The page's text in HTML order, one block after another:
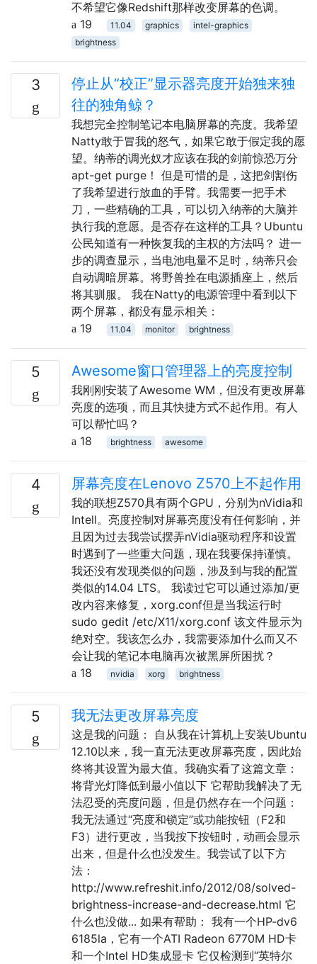
不希望它像Redshift那样改变屏幕的色调。
19
11.04 graphics
intel-graphics
brightness
3
停止从“校正”显示器亮度开始独来独
往的独角鲸？
我想完全控制笔记本电脑屏幕的亮度。我希望
Natty敢于冒我的怒气，如果它敢于假定我的愿
望。纳蒂的调光奴才应该在我的剑前惊恐万分
apt-get purge！ 但是可惜的是，这把剑割伤
了我希望进行放血的手臂。我需要一把手术
刀，一些精确的工具，可以切入纳蒂的大脑并
执行我的意愿。是否存在这样的工具？Ubuntu
公民知道有一种恢复我的主权的方法吗？ 进一
步的调查显示，当电池电量不足时，纳蒂只会
自动调暗屏幕。将野兽拴在电源插座上，然后
将其驯服。 我在Natty的电源管理中看到以下
两个屏幕，都没有显示相关：
19
11.04 monitor brightness
5 Awesome窗口管理器上的亮度控制
我刚刚安装了Awesome WM，但没有更改屏幕
亮度的选项，而且其快捷方式不起作用。有人
可以帮忙吗？
18
brightness awesome
4 屏幕亮度在Lenovo Z570上不起作用
我的联想Z570具有两个GPU，分别为nVidia和
Intell。亮度控制对屏幕亮度没有任何影响，并
且因为过去我尝试摆弄nVidia驱动程序和设置
时遇到了一些重大问题，现在我要保持谨慎。
我还没有发现类似的问题，涉及到与我的配置
类似的14.04 LTS。 我读过它可以通过添加/更
改内容来修复，xorg.conf但是当我运行时
sudo gedit /etc/X11/xorg.conf 该文件显示为
绝对空。我该怎么办，我需要添加什么而又不
会让我的笔记本电脑再次被黑屏所困扰？
18
nvidia xorg brightness
5 我无法更改屏幕亮度
这是我的问题： 自从我在计算机上安装Ubuntu
12.10以来，我一直无法更改屏幕亮度，因此始
终将其设置为最大值。我确实看了这篇文章：
将背光灯降低到最小值以下 它帮助我解决了无
法忍受的亮度问题，但是仍然存在一个问题：
我无法通过“亮度和锁定”或功能按钮（F2和
F3）进行更改，当我按下按钮时，动画会显示
出来，但是什么也没发生。我尝试了以下方
法：
http://www.refreshit.info/2012/08/solved-
brightness-increase-and-decrease.html 它
什么也没做... 如果有帮助： 我有一个HP-dv6
6185la，它有一个ATI Radeon 6770M HD卡
和一个Intel HD集成显卡 它仅检测到“英特尔